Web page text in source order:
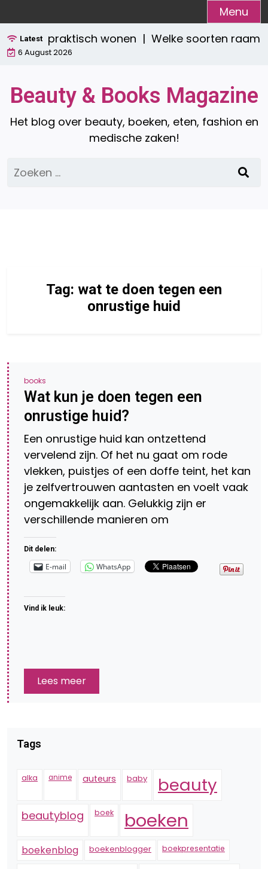
naar
de
inhoud
Menu
Latestén praktisch wonen | Welke soorten
6 August 2026
Beauty & Books Magazine
Het blog over beauty, boeken, eten, fashion en
medische zaken!
Zoeken
naar:
Tag: wat te doen tegen een
onrustige huid
books
Wat kun je doen tegen een
onrustige huid?
Een onrustige huid kan ontzettend
vervelend zijn. Of het nu gaat om rode
vlekken, puistjes of een doffe teint, het kan
je zelfvertrouwen aantasten en voelt vaak
ongemakkelijk aan. Gelukkig zijn er
verschillende manieren om
Dit delen:
E-mail WhatsApp
Vind ik leuk:
Lees meer
Tags
alka anime auteurs baby beauty
beautyblog boek boeken
boekenblog boekenblogger boekpresentatie